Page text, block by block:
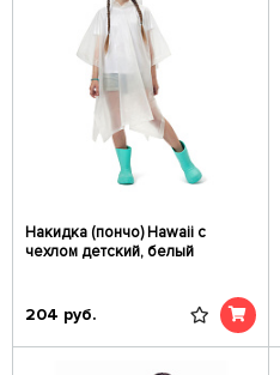
Накидка (пончо) Hawaii c
чехлом детский, белый
204 руб.